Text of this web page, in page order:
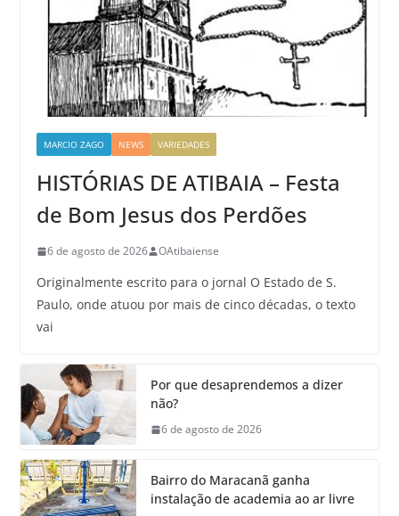
MARCIO ZAGO NEWS VARIEDADES
HISTÓRIAS DE ATIBAIA – Festa
de Bom Jesus dos Perdões
6 de agosto de 2026 OAtibaiense
Originalmente escrito para o jornal O Estado de S.
Paulo, onde atuou por mais de cinco décadas, o texto
vai
Por que desaprendemos a dizer
não?
6 de agosto de 2026
Bairro do Maracanã ganha
instalação de academia ao ar livre